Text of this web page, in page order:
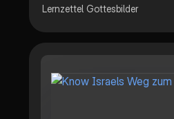
Lernzettel Gottesbilder